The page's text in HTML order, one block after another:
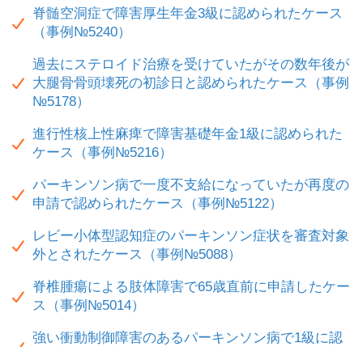
脊髄空洞症で障害厚生年金3級に認められたケース
（事例№5240）
過去にステロイド治療を受けていたがその数年後が
大腿骨骨頭壊死の初診日と認められたケース（事例
№5178）
進行性核上性麻痺で障害基礎年金1級に認められた
ケース（事例№5216）
パーキンソン病で一度不支給になっていたが再度の
申請で認められたケース（事例№5122）
レビー小体型認知症のパーキンソン症状を審査対象
外とされたケース（事例№5088）
脊椎腫瘍による肢体障害で65歳直前に申請したケー
ス（事例№5014）
強い衝動制御障害のあるパーキンソン病で1級に認